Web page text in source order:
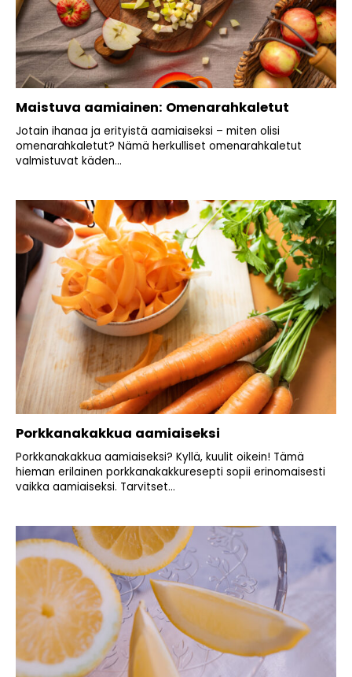
Maistuva aamiainen: Omenarahkaletut
Jotain ihanaa ja erityistä aamiaiseksi – miten olisi
omenarahkaletut? Nämä herkulliset omenarahkaletut
valmistuvat käden...
Porkkanakakkua aamiaiseksi
Porkkanakakkua aamiaiseksi? Kyllä, kuulit oikein! Tämä
hieman erilainen porkkanakakkuresepti sopii erinomaisesti
vaikka aamiaiseksi. Tarvitset...